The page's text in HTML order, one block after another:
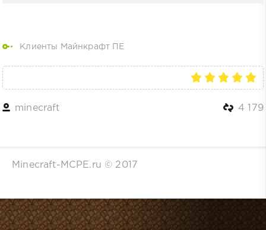
Клиенты Майнкрафт ПЕ
minecraft 4 179
Minecraft-MCPE.ru © 2017